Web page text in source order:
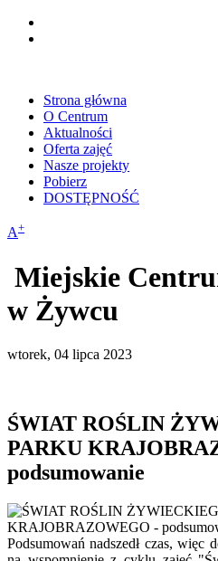
Strona główna
O Centrum
Aktualności
Oferta zajęć
Nasze projekty
Pobierz
DOSTĘPNOŚĆ
A+
Miejskie
w Żywcu
wtorek, 04 lipca 2023
ŚWIAT ROŚLIN
PARKU
podsumowanie
Podsumowań nadszedł czas, więc